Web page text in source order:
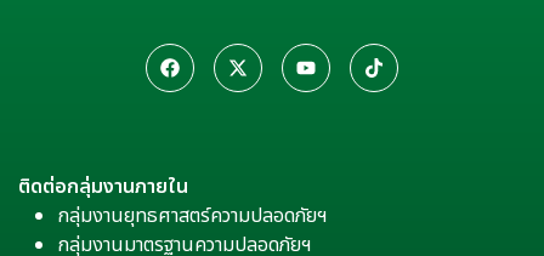
ติดต่อกลุ่มงานภายใน
กลุ่มงานยุทธศาสตร์ความปลอดภัยฯ
กลุ่มงานมาตรฐานความปลอดภัยฯ